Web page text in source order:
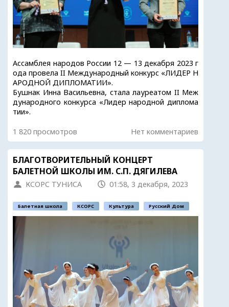
Ассамблея народов России 12 — 13 декабря 2023 г
ода провела II Международный конкурс «ЛИДЕР Н
АРОДНОЙ ДИПЛОМАТИИ».
Бушнак Инна Васильевна, стала лауреатом II Меж
дународного конкурса «Лидер народной диплома
тии».
1 820 просмотров Нет комментариев
БЛАГОТВОРИТЕЛЬНЫЙ КОНЦЕРТ
БАЛЕТНОЙ ШКОЛЫ ИМ. С.П. ДЯГИЛЕВА
КСОРС ТУНИСА 01:58, 3 декабря, 2023
Балетная школа КСОРС Культура Русский Дом